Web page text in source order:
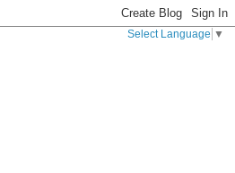
Select Language ▼